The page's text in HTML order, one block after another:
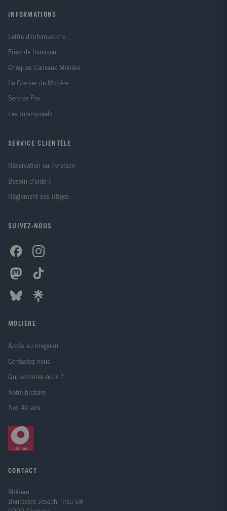
INFORMATIONS
Lettre d'informations
Frais de livraison
Chèques Cadeaux Molière
Le Grenier de Molière
Service Pro
Les Intemporels
SERVICE CLIENTÈLE
Réservation ou livraison
Besoin d'aide ?
Règlement des litiges
SUIVEZ-NOUS
MOLIÈRE
Accès au magasin
Contactez-nous
Qui sommes-nous ?
Notre histoire
Nos 40 ans
CONTACT
Molière
Boulevard Joseph Tirou 68